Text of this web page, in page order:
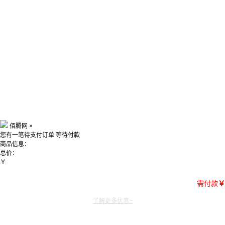
佰腾网 ×
您有一笔待支付订单 等待付款
商品信息：
总价：
￥
需付款￥
了解更多优惠~